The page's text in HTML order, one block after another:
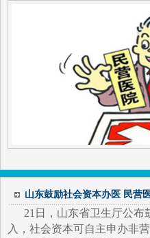
山东鼓励社会资本办医 民营
21日，山东省卫生厅公
入，社会资本可自主申办非